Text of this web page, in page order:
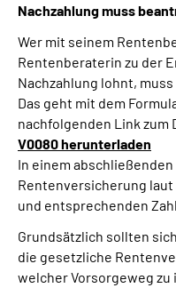
Nachzahlung muss
Wer mit seinem
Rentenberaterin zu der
Nachzahlung lohnt,
Das geht mit dem
nachfolgenden Link
V0080 herunterladen
In einem
Rentenversicherung
und entsprechenden
Grundsätzlich sollten
die gesetzliche
welcher Vorsorgeweg